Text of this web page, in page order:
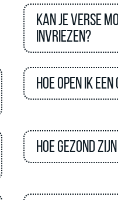
Kan je verse
invriezen?
Hoe open ik
Hoe gezond